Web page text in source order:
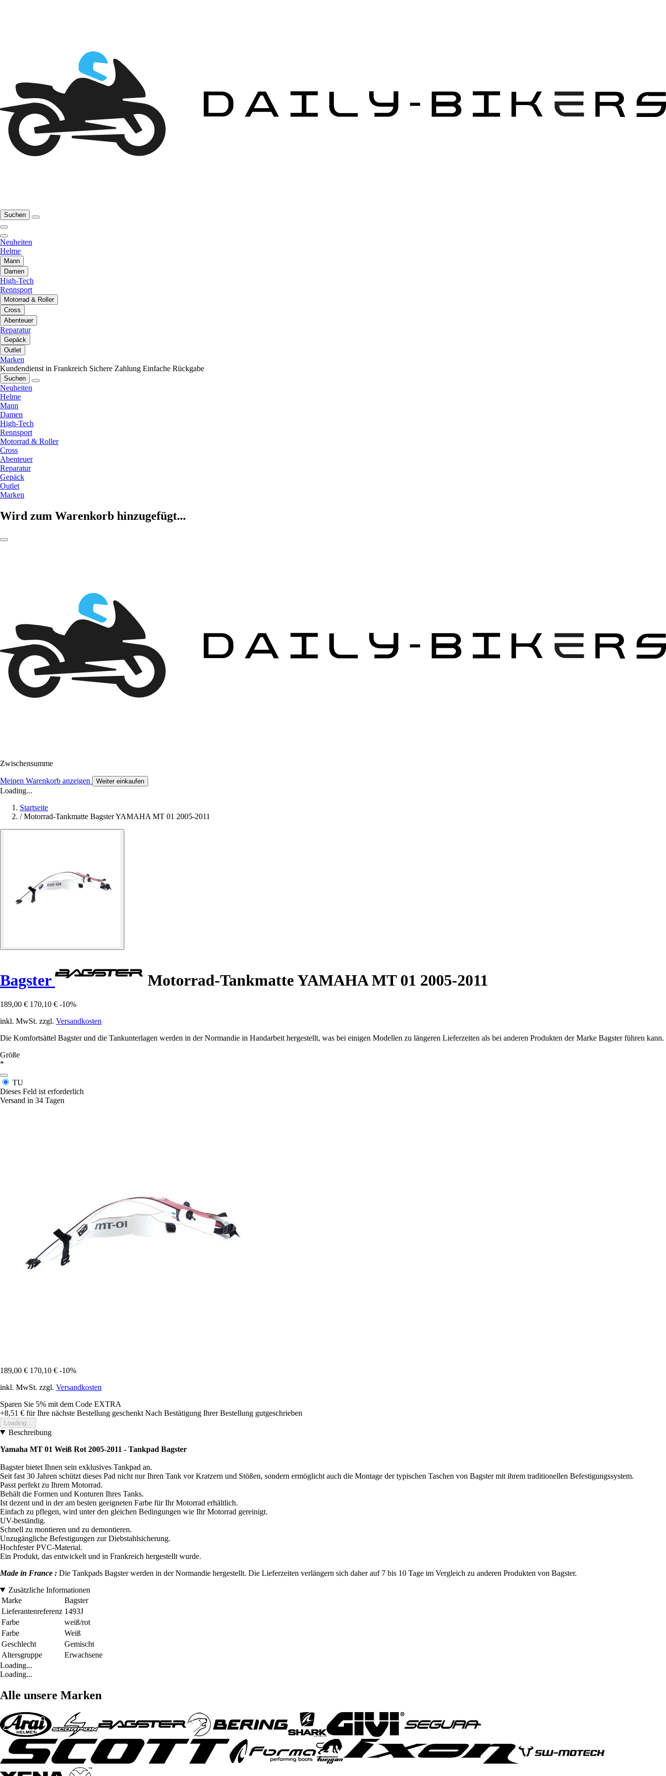
Suchen
Neuheiten
Helme
Mann
Damen
High-Tech
Rennsport
Motorrad & Roller
Cross
Abenteuer
Reparatur
Gepäck
Outlet
Marken
Kundendienst in Frankreich Sichere Zahlung Einfache Rückgabe
Suchen
Neuheiten
Helme
Mann
Damen
High-Tech
Rennsport
Motorrad & Roller
Cross
Abenteuer
Reparatur
Gepäck
Outlet
Marken
Wird zum Warenkorb hinzugefügt...
Zwischensumme
Meinen Warenkorb anzeigen Weiter einkaufen
Loading...
Startseite
/ Motorrad-Tankmatte Bagster YAMAHA MT 01 2005-2011
Bagster Motorrad-Tankmatte YAMAHA MT 01 2005-2011
189,00 € 170,10 € -10%
inkl. MwSt. zzgl. Versandkosten
Die Komfortsättel Bagster und die Tankunterlagen werden in der Normandie in Handarbeit hergestellt, was bei einigen Modellen zu längeren Lieferzeiten als bei anderen Produkten der Marke Bagster führen kann.
Größe
*
TU
Dieses Feld ist erforderlich
Versand in 34 Tagen
189,00 € 170,10 € -10%
inkl. MwSt. zzgl. Versandkosten
Sparen Sie 5% mit dem Code EXTRA
+8,51 € für Ihre nächste Bestellung geschenkt Nach Bestätigung Ihrer Bestellung gutgeschrieben
Loading...
Beschreibung
Yamaha MT 01 Weiß Rot 2005-2011 - Tankpad Bagster
Bagster bietet Ihnen sein exklusives Tankpad an.
Seit fast 30 Jahren schützt dieses Pad nicht nur Ihren Tank vor Kratzern und Stößen, sondern ermöglicht auch die Montage der typischen Taschen von Bagster mit ihrem traditionellen Befestigungssystem.
Passt perfekt zu Ihrem Motorrad.
Behält die Formen und Konturen Ihres Tanks.
Ist dezent und in der am besten geeigneten Farbe für Ihr Motorrad erhältlich.
Einfach zu pflegen, wird unter den gleichen Bedingungen wie Ihr Motorrad gereinigt.
UV-beständig.
Schnell zu montieren und zu demontieren.
Unzugängliche Befestigungen zur Diebstahlsicherung.
Hochfester PVC-Material.
Ein Produkt, das entwickelt und in Frankreich hergestellt wurde.
Made in France : Die Tankpads Bagster werden in der Normandie hergestellt. Die Lieferzeiten verlängern sich daher auf 7 bis 10 Tage im Vergleich zu anderen Produkten von Bagster.
Zusätzliche Informationen
Marke
Bagster
Lieferantenreferenz 1493J
Farbe
weiß/rot
Farbe
Weiß
Geschlecht
Gemischt
Altersgruppe
Erwachsene
Loading...
Loading...
Alle unsere Marken